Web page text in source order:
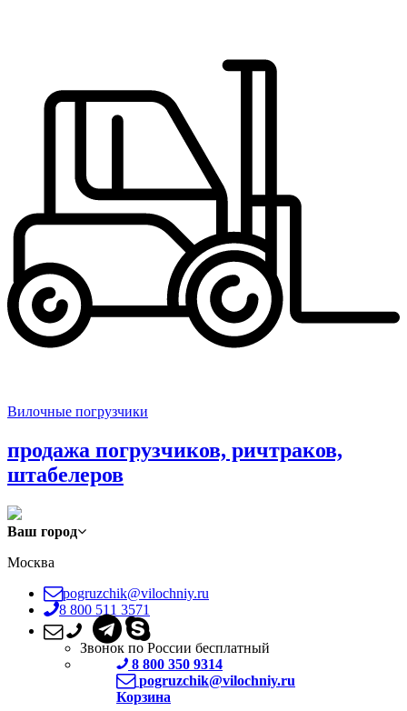
Вилочные погрузчики
продажа погрузчиков, ричтраков,
штабелеров
Ваш город
Москва
pogruzchik@vilochniy.ru
8 800 511 3571
Звонок по России бесплатный
8 800 350 9314
pogruzchik@vilochniy.ru
Корзина